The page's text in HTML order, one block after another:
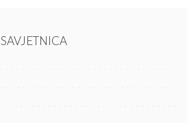
SAVJETNICA